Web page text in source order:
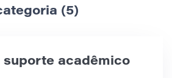
(5)
suporte acadêmico